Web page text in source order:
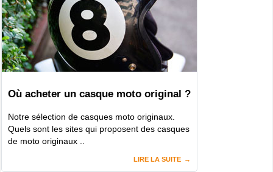
Où acheter un casque moto original ?
Notre sélection de casques moto originaux.
Quels sont les sites qui proposent des casques
de moto originaux ..
LIRE LA SUITE